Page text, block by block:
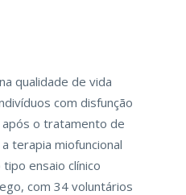
qualidade de vida
com disfunção
o tratamento de
terapia miofuncional
ensaio clínico
com 34 voluntários